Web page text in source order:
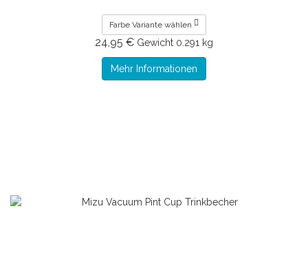
Farbe Variante wählen
24,95 € Gewicht 0.291 kg
Mehr Informationen